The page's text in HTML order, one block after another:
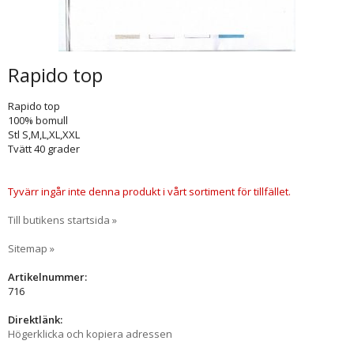
Rapido top
Rapido top
100% bomull
Stl S,M,L,XL,XXL
Tvätt 40 grader
Tyvärr ingår inte denna produkt i vårt sortiment för tillfället.
Till butikens startsida »
Sitemap »
Artikelnummer:
716
Direktlänk:
Högerklicka och kopiera adressen